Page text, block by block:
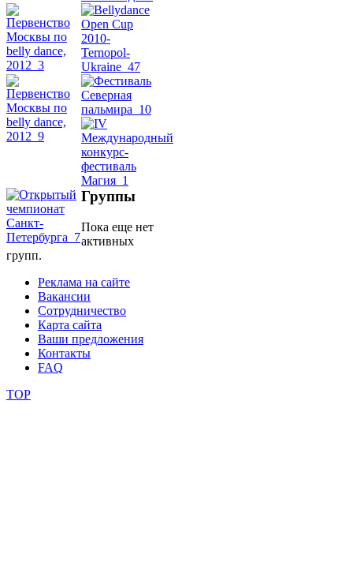
видео
Группы
Пока еще нет
активных
групп.
Реклама на сайте
Вакансии
Сотрудничество
Карта сайта
Ваши предложения
Контакты
FAQ
TOP